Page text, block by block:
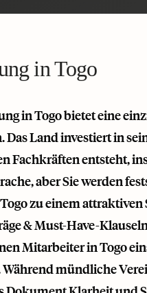
in Togo
in Togo bietet eine
Das Land investiert in
Fachkräften entsteht,
aber Sie werden
zu einem
& Must-Have-
Mitarbeiter in Togo
mündliche